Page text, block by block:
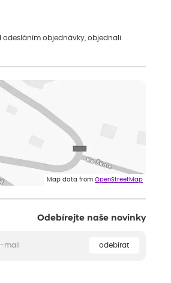
odesláním objednávky, objednali
Map data from OpenStreetMap
Odebírejte naše novinky
odebírat